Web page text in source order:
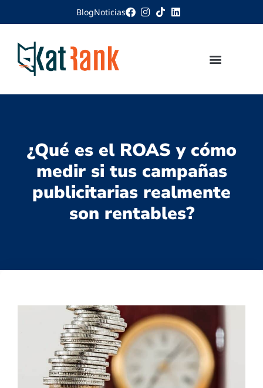
BlogNoticias
¿Qué es el ROAS y cómo
medir si tus campañas
publicitarias realmente
son rentables?